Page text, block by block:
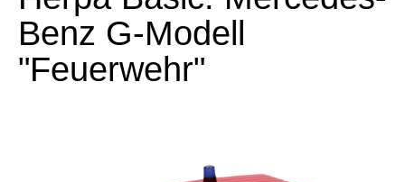
Benz G-Modell
"Feuerwehr"